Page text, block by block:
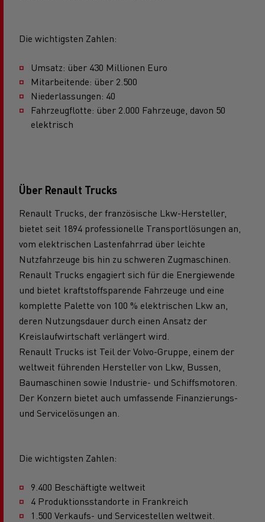
Die wichtigsten Zahlen:
Umsatz: über 430 Millionen Euro
Mitarbeitende: über 2.500
Niederlassungen: 40
Fahrzeugflotte: über 2.000 Fahrzeuge, davon 50
elektrisch
Über Renault Trucks
Renault Trucks, der französische Lkw-Hersteller,
bietet seit 1894 professionelle Transportlösungen an,
vom elektrischen Lastenfahrrad über leichte
Nutzfahrzeuge bis hin zu schweren Zugmaschinen.
Renault Trucks engagiert sich für die Energiewende
und bietet kraftstoffsparende Fahrzeuge und eine
komplette Palette von 100 % elektrischen Lkw an,
deren Nutzungsdauer durch einen Ansatz der
Kreislaufwirtschaft verlängert wird.
Renault Trucks ist Teil der Volvo-Gruppe, einem der
weltweit führenden Hersteller von Lkw, Bussen,
Baumaschinen sowie Industrie- und Schiffsmotoren.
Der Konzern bietet auch umfassende Finanzierungs-
und Servicelösungen an.
Die wichtigsten Zahlen:
9.400 Beschäftigte weltweit
4 Produktionsstandorte in Frankreich
1.500 Verkaufs- und Servicestellen weltweit.